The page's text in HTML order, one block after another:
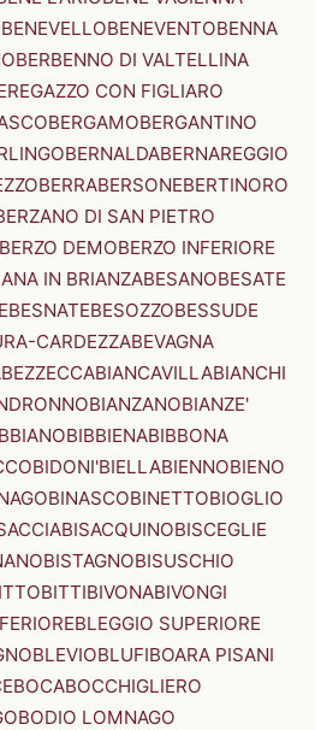
BENEVELLOBENEVENTOBENNA
BERBENNO DI VALTELLINA
CON FIGLIARO
BERGAMOBERGANTINO
BERNALDABERNAREGGIO
BERRABERSONEBERTINORO
DI SAN PIETRO
BERZO DEMOBERZO INFERIORE
IN BRIANZABESANOBESATE
BESNATEBESOZZOBESSUDE
CARDEZZABEVAGNA
BEZZECCABIANCAVILLABIANCHI
BIANZANOBIANZE'
BIBBIENABIBBONA
BIDONI'BIELLABIENNOBIENO
BINASCOBINETTOBIOGLIO
BISACQUINOBISCEGLIE
BISTAGNOBISUSCHIO
BITTIBIVONABIVONGI
BLEGGIO SUPERIORE
BLEVIOBLUFIBOARA PISANI
BOCABOCCHIGLIERO
BODIO LOMNAGO